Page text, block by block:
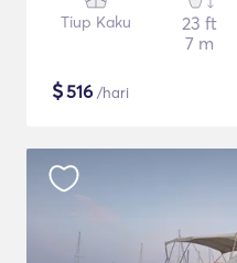
Tiup Kaku
23 ft
7 m
$516 /hari